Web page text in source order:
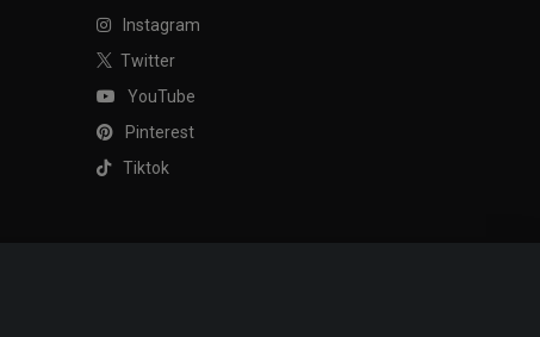
Instagram
Twitter
YouTube
Pinterest
Tiktok